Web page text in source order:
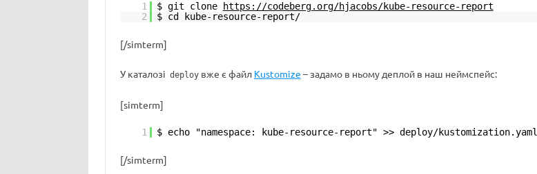
1 $ git clone
https://codeberg.org/hjacobs/kube-resource-report
2
$ cd kube-resource-report/
[/simterm]
У каталозі deployвже є файл Kustomize – задамо в ньому деплой в наш неймспейс:
[simterm]
1 $ echo "namespace: kube-resource-report" >> deploy/kustomization.yaml
[/simterm]